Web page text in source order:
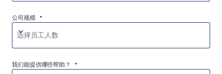
公司规模 *
选择员工人数
我们能提供哪些帮助？ *